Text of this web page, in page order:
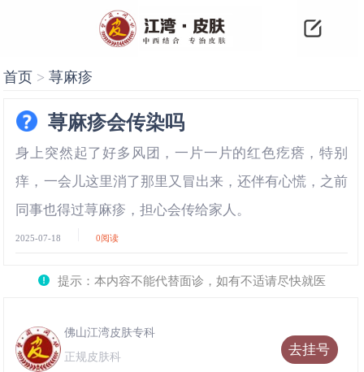
首页 >荨麻疹
荨麻疹会传染吗
身上突然起了好多风团，一片一片的红色疙瘩，特别
痒，一会儿这里消了那里又冒出来，还伴有心慌，之前
同事也得过荨麻疹，担心会传给家人。
2025-07-18 0阅读
提示：本内容不能代替面诊，如有不适请尽快就医
去挂号
佛山江湾皮肤专科
正规皮肤科